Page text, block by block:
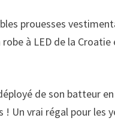
prouesses
à LED de la
de son batteur
Un vrai régal pour les